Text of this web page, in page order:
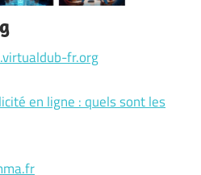
fr.org
en ligne : quels sont les